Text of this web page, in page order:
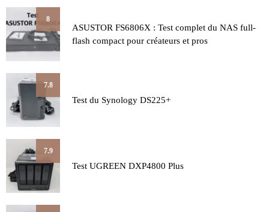
8
ASUSTOR FS6806X : Test complet du NAS full-
flash compact pour créateurs et pros
7.8
Test du Synology DS225+
7.9
Test UGREEN DXP4800 Plus